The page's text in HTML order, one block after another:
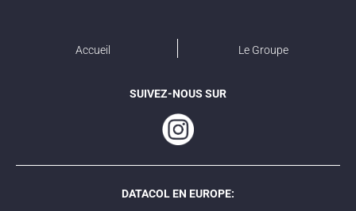
Accueil Le Groupe
SUIVEZ-NOUS SUR
DATACOL EN EUROPE: